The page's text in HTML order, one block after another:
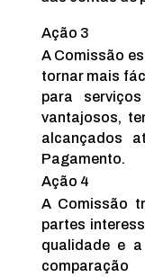
Ação 3
A Comissão
tornar mais
para
vantajosos,
alcançados
Pagamento.
Ação 4
A Comissão
partes
qualidade e